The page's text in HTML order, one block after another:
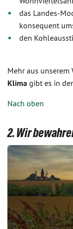
das Landes-
konsequent
den
Mehr aus unserem
Klima gibt es in der
Nach oben
2. Wir